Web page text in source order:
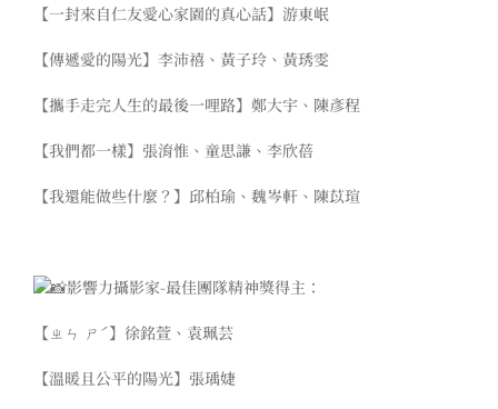
【一封來自仁友愛心家園的真心話】游東岷
【傳遞愛的陽光】李沛禧、黃子玲、黃琇雯
【攜手走完人生的最後一哩路】鄭大宇、陳彥程
【我們都一樣】張淯惟、童思謙、李欣蓓
【我還能做些什麼？】邱柏瑜、魏岑軒、陳苡瑄
影響力攝影家-最佳團隊精神獎得主：
【ㄓㄣ ㄕˊ】徐銘萱、袁珮芸
【溫暖且公平的陽光】張瑀婕